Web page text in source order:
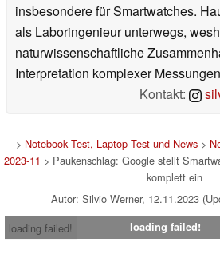
insbesondere für Smartwatches.
als Laboringenieur unterwegs,
naturwissenschaftliche
Interpretation komplexer
Kontakt:
> Notebook Test, Laptop Test und News>
2023-11 > Paukenschlag: Google stellt
komplett ein
Autor: Silvio Werner, 12.11.2023
loading failed!
loading failed!